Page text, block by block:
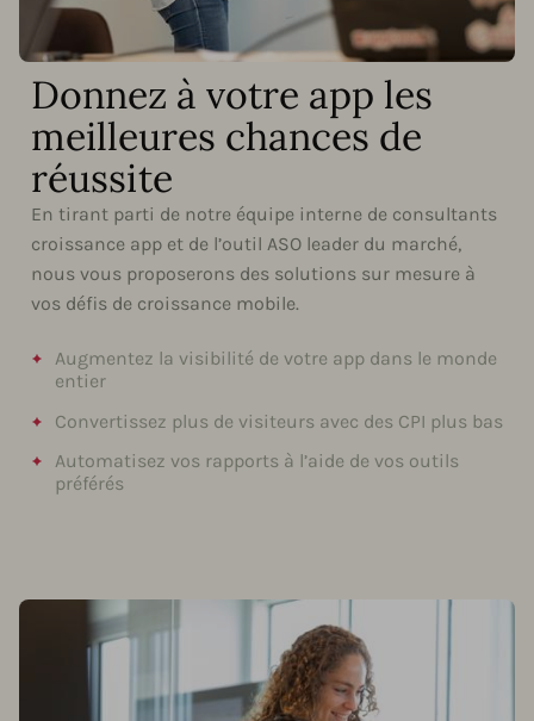
Donnez à votre app les
meilleures chances de
réussite
En tirant parti de notre équipe interne de consultants
croissance app et de l’outil ASO leader du marché,
nous vous proposerons des solutions sur mesure à
vos défis de croissance mobile.
Augmentez la visibilité de votre app dans le monde
entier
Convertissez plus de visiteurs avec des CPI plus bas
Automatisez vos rapports à l’aide de vos outils
préférés